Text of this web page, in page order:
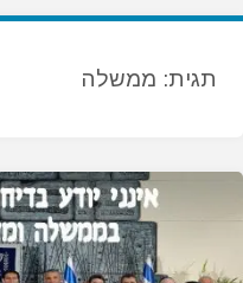
תגית: ממשלה